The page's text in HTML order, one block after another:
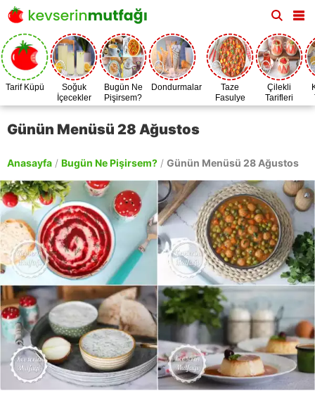
Tarif Küpü
Soğuk
İçecekler
Bugün Ne
Pişirsem?
Dondurmalar
Taze
Fasulye
Zamanı
Çilekli
Tarifleri
Günün Menüsü 28 Ağustos
Anasayfa / Bugün Ne Pişirsem? / Günün Menüsü 28 Ağustos